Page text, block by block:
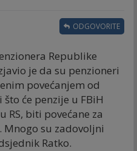
Republike
je da su penzioneri
povećanjem od
će penzije u FBiH
RS, biti povećane za
Mnogo su zadovoljni
Ratko.
ODGOVORITE